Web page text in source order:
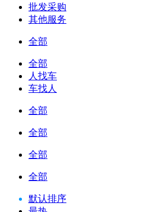
批发采购
其他服务
全部
全部
人找车
车找人
全部
全部
全部
全部
默认排序